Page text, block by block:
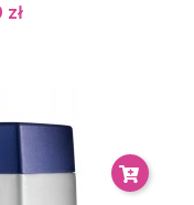
zł